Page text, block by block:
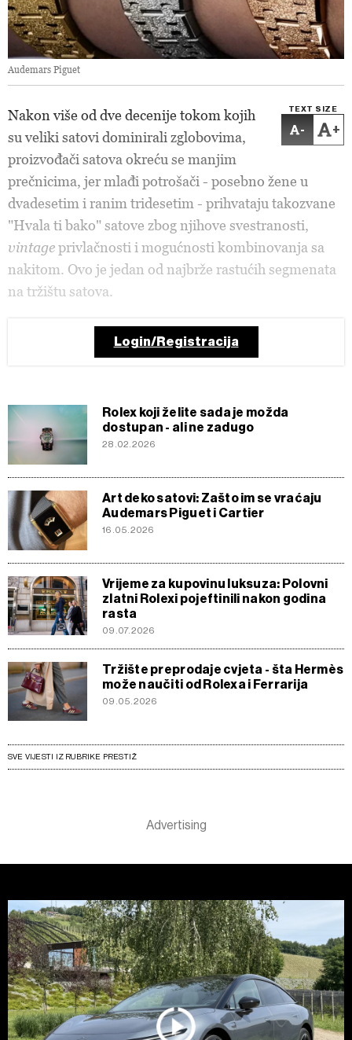
Audemars Piguet
TEXT SIZE
- +
Nakon više od dve decenije tokom kojih
su veliki satovi dominirali zglobovima,
proizvođači satova okreću se manjim
prečnicima, jer mlađi potrošači - posebno žene u
dvadesetim i ranim tridesetim - prihvataju takozvane
"Hvala ti bako" satove zbog njihove svestranosti,
vintageprivlačnosti i mogućnosti kombinovanja sa
nakitom. Ovo je jedan od najbrže rastućih segmenata
na tržištu satova.
Login/Registracija
Rolex koji želite sada je možda
dostupan - ali ne zadugo
28.02.2026
Art deko satovi: Zašto im se vraćaju
Audemars Piguet i Cartier
16.05.2026
Vrijeme za kupovinu luksuza: Polovni
zlatni Rolexi pojeftinili nakon godina
rasta
09.07.2026
Tržište preprodaje cvjeta - šta Hermès
može naučiti od Rolexa i Ferrarija
09.05.2026
SVE VIJESTI IZ RUBRIKE PRESTIŽ